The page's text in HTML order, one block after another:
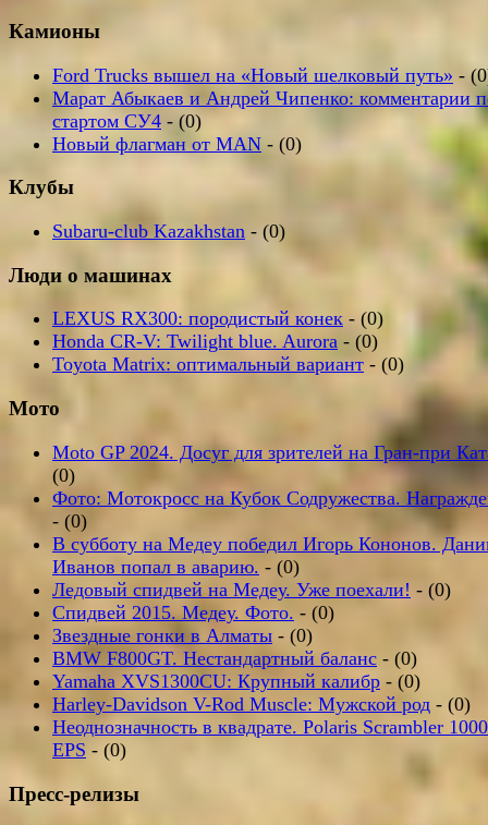
Камионы
Ford Trucks вышел на «Новый шелковый путь» -
Марат Абыкаев и Андрей Чипенко: комментарии
стартом СУ4 - (0)
Новый флагман от MAN - (0)
Клубы
Subaru-club Kazakhstan - (0)
Люди о машинах
LEXUS RX300: породистый конек - (0)
Honda CR-V: Twilight blue. Aurora - (0)
Toyota Matrix: оптимальный вариант - (0)
Мото
Moto GP 2024. Досуг для зрителей на Гран-при
(0)
Фото: Мотокросс на Кубок Содружества.
- (0)
В субботу на Медеу победил Игорь Кононов.
Иванов попал в аварию. - (0)
Ледовый спидвей на Медеу. Уже поехали! - (0)
Спидвей 2015. Медеу. Фото. - (0)
Звездные гонки в Алматы - (0)
BMW F800GT. Нестандартный баланс - (0)
Yamaha XVS1300CU: Крупный калибр - (0)
Harley-Davidson V-Rod Muscle: Мужской род - (0)
Неоднозначность в квадрате. Polaris Scrambler
EPS - (0)
Пресс-релизы